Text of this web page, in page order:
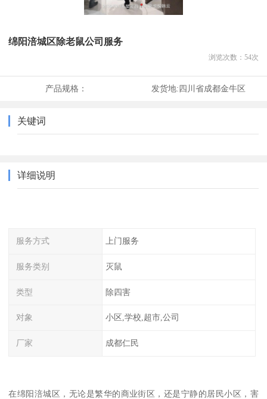
绵阳涪城区除老鼠公司服务
浏览次数： 54次
产品规格： 发货地:四川省成都金牛区
关键词
详细说明
服务方式 上门服务
服务类别 灭鼠
类型 除四害
对象 小区,学校,超市,公司
厂家 成都仁民
在绵阳涪城区，无论是繁华的商业街区，还是宁静的居民小区，害